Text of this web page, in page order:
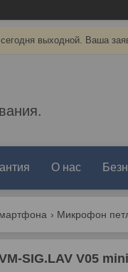
выходной. Ваша
О нас
SIG.LAV V05